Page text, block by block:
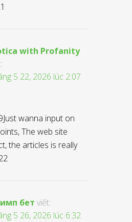
with Profanity
5 22, 2026 lúc 2:07
wanna input on
The web site
the articles is really
бет viết:
5 26, 2026 lúc 6:32